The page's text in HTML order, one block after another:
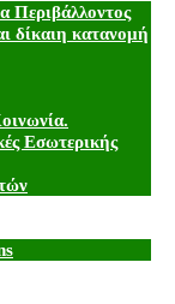
Περιβάλλοντος
δίκαιη κατανομή
Εσωτερικής